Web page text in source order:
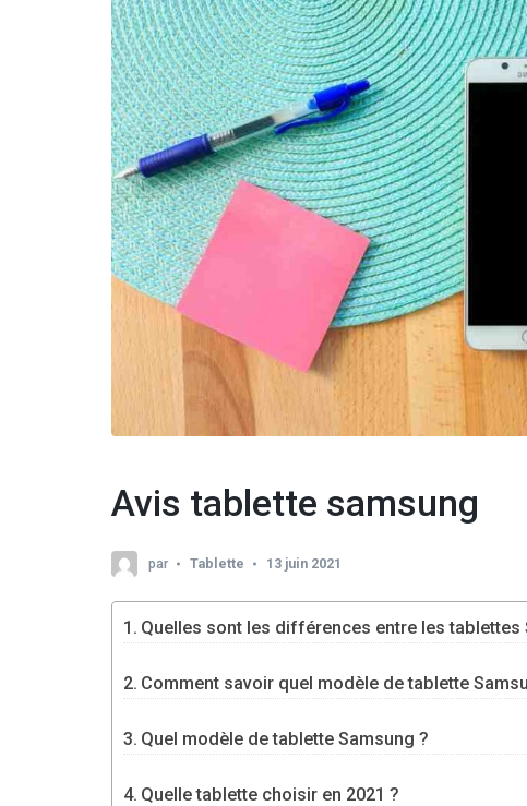
Avis tablette samsung
par Tablette 13 juin 2021
Quelles sont les différences entre les tablettes
Comment savoir quel modèle de tablette
Quel modèle de tablette Samsung ?
Quelle tablette choisir en 2021 ?